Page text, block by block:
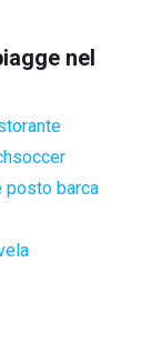
nel
posto barca